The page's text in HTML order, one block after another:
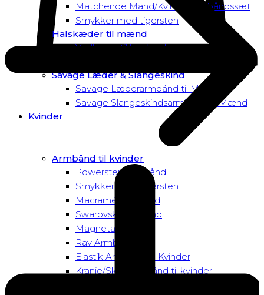
Matchende Mand/Kvinde Armbåndssæt
Smykker med tigersten
Halskæder til mænd
Vedhæng til halskæder
Savage Læder & Slangeskind
Savage Læderarmbånd til Mænd
Savage Slangeskindsarmbånd til Mænd
Kvinder
Armbånd til kvinder
Powersten Armbånd
Smykker med tigersten
Macramé Armbånd
Swarovski Armbånd
Magnetarmbånd
Rav Armbånd
Elastik Armbånd til Kvinder
Kranie/Skull Armbånd til kvinder